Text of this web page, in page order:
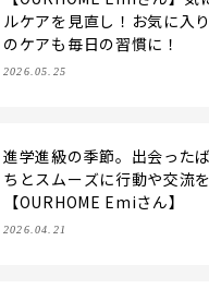
ルケアを見直し！お気に入
のケアも毎日の習慣に！
2026.05.25
進学進級の季節。出会った
ちとスムーズに行動や交流
【OURHOME Emiさん】
2026.04.21